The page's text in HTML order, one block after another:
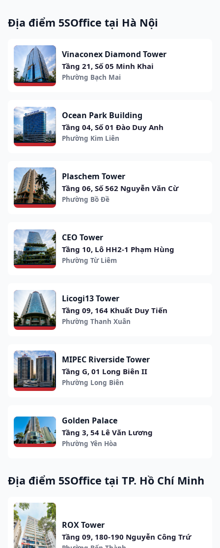
Địa điểm 5SOffice tại Hà Nội
Vinaconex Diamond Tower
Tầng 21, Số 05 Minh Khai
Phường Bạch Mai
Ocean Park Building
Tầng 04, Số 01 Đào Duy Anh
Phường Kim Liên
Plaschem Tower
Tầng 06, Số 562 Nguyễn Văn Cừ
Phường Bồ Đề
CEO Tower
Tầng 10, Lô HH2-1 Phạm Hùng
Phường Từ Liêm
Licogi13 Tower
Tầng 09, 164 Khuất Duy Tiến
Phường Thanh Xuân
MIPEC Riverside Tower
Tầng G, 01 Long Biên II
Phường Long Biên
Golden Palace
Tầng 3, 54 Lê Văn Lương
Phường Yên Hòa
Địa điểm 5SOffice tại TP. Hồ Chí Minh
ROX Tower
Tầng 09, 180-190 Nguyễn Công Trứ